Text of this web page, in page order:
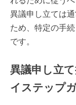
異議申し立ては
ため、特定の手
です。
異議申し立
イステップ